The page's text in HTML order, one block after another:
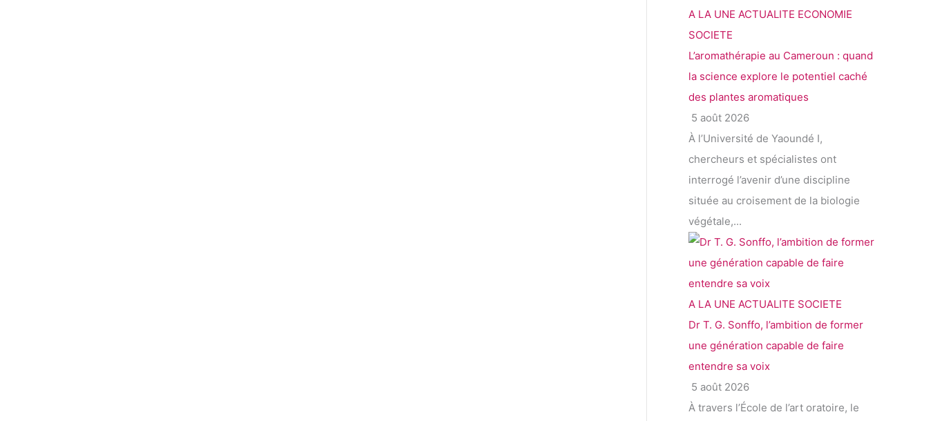
A LA UNE ACTUALITE ECONOMIE
SOCIETE
L’aromathérapie au Cameroun : quand
la science explore le potentiel caché
des plantes aromatiques
5 août 2026
À l’Université de Yaoundé I,
chercheurs et spécialistes ont
interrogé l’avenir d’une discipline
située au croisement de la biologie
végétale,...
A LA UNE ACTUALITE SOCIETE
Dr T. G. Sonffo, l’ambition de former
une génération capable de faire
entendre sa voix
5 août 2026
À travers l’École de l’art oratoire, le